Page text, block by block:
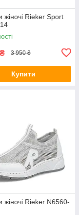
жіночі Rieker Sport
₴ 3 950 ₴
Купити
жіночі Rieker N6560-